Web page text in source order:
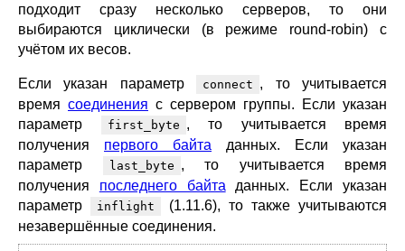
подходит сразу несколько серверов, то они
выбираются циклически (в режиме round-robin) с
учётом их весов.
Если указан параметр connect , то учитывается
время соединения с сервером группы. Если указан
параметр
first_byte , то учитывается время
получения первого байта данных. Если указан
параметр
last_byte , то учитывается время
получения последнего байта данных. Если указан
параметр
inflight
(1.11.6), то также учитываются
незавершённые соединения.